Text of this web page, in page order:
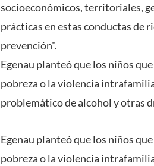
socioeconómicos, territoriales,
prácticas en estas conductas de
prevención".
Egenau planteó que los niños
pobreza o la violencia
problemático de alcohol y otras
Egenau planteó que los niños
pobreza o la violencia